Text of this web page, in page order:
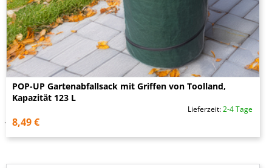
POP-UP Gartenabfallsack mit Griffen von Toolland,
Kapazität 123 L
Lieferzeit:2-4 Tage
8,49 €